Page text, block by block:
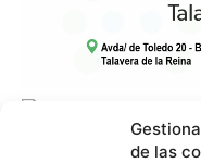
de las